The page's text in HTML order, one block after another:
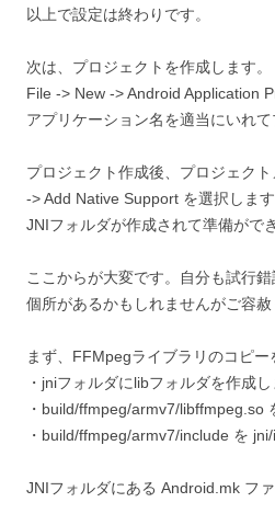
以上で設定は終わりです。
次は、プロジェクトを作成します。
File -> New -> Android Application
アプリケーション名を適当にいれて
プロジェクト作成後、プロジェク
-> Add Native Support を選択します
JNIフォルダが作成されて準備がで
ここからが大変です。自分も試行
個所があるかもしれませんがご容赦
まず、FFMpegライブラリのコピー
・jniフォルダにlibフォルダを作成し
・build/ffmpeg/armv7/libffmpeg.so
・build/ffmpeg/armv7/include を
JNIフォルダにある Android.mk ファ